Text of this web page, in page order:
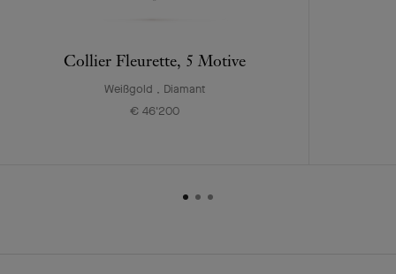
Collier Fleurette, 5 Motive
Weißgold , Diamant
€ 46'200